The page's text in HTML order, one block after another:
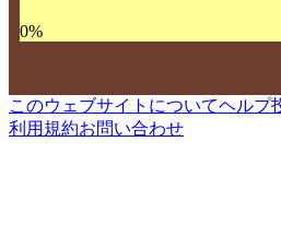
0%
このウェブサイトについてヘルプ
利用規約お問い合わせ